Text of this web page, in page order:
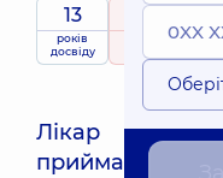
13
років
досвіду
рейтингна
Лікар
приймає